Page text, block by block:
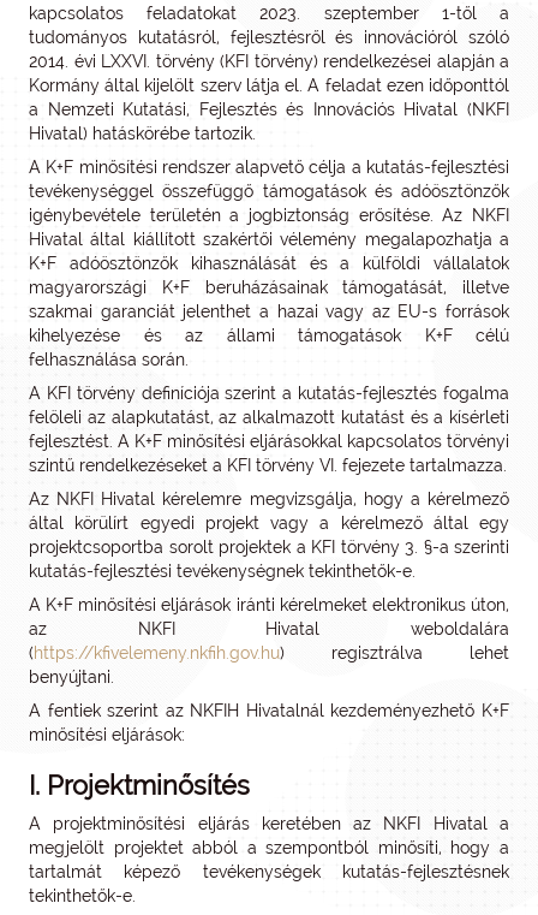
kapcsolatos feladatokat 2023. szeptember 1-től a
tudományos kutatásról, fejlesztésről és innovációról szóló
2014. évi LXXVI. törvény (KFI törvény) rendelkezései alapján a
Kormány által kijelölt szerv látja el. A feladat ezen időponttól
a Nemzeti Kutatási, Fejlesztés és Innovációs Hivatal (NKFI
Hivatal) hatáskörébe tartozik.
A K+F minősítési rendszer alapvető célja a kutatás-fejlesztési
tevékenységgel összefüggő támogatások és adóösztönzők
igénybevétele területén a jogbiztonság erősítése. Az NKFI
Hivatal által kiállított szakértői vélemény megalapozhatja a
K+F adóösztönzők kihasználását és a külföldi vállalatok
magyarországi K+F beruházásainak támogatását, illetve
szakmai garanciát jelenthet a hazai vagy az EU-s források
kihelyezése és az állami támogatások K+F célú
felhasználása során.
A KFI törvény definíciója szerint a kutatás-fejlesztés fogalma
felöleli az alapkutatást, az alkalmazott kutatást és a kísérleti
fejlesztést. A K+F minősítési eljárásokkal kapcsolatos törvényi
szintű rendelkezéseket a KFI törvény VI. fejezete tartalmazza.
Az NKFI Hivatal kérelemre megvizsgálja, hogy a kérelmező
által körülírt egyedi projekt vagy a kérelmező által egy
projektcsoportba sorolt projektek a KFI törvény 3. §-a szerinti
kutatás-fejlesztési tevékenységnek tekinthetők-e.
A K+F minősítési eljárások iránti kérelmeket elektronikus úton,
az NKFI Hivatal weboldalára
(https://kfivelemeny.nkfih.gov.hu) regisztrálva lehet
benyújtani.
A fentiek szerint az NKFIH Hivatalnál kezdeményezhető K+F
minősítési eljárások:
I. Projektminősítés
A projektminősítési eljárás keretében az NKFI Hivatal a
megjelölt projektet abból a szempontból minősíti, hogy a
tartalmát képező tevékenységek kutatás-fejlesztésnek
tekinthetők-e.